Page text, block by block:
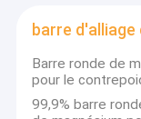
barre
Barre ronde de
pour le
99,9% barre